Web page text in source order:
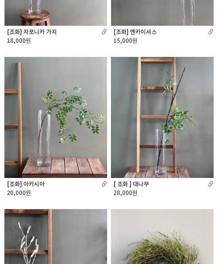
[조화] 자포니카 가지
18,000원
[조화] 엔카이셔스
15,000원
[조화] 아카시아
20,000원
[ 조화 ] 대나무
28,000원